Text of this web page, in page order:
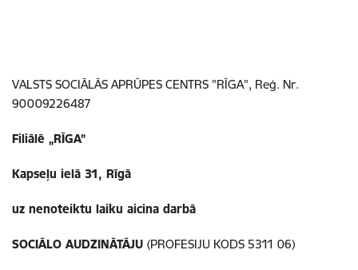
VALSTS SOCIĀLĀS APRŪPES CENTRS "RĪGA", Reģ. Nr.
90009226487
Filiālē „RĪGA”
Kapseļu ielā 31, Rīgā
uz nenoteiktu laiku aicina darbā
SOCIĀLO AUDZINĀTĀJU (PROFESIJU KODS 5311 06)